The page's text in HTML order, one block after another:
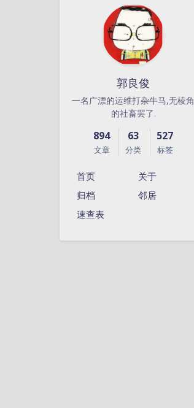
郭良俊
一名广漂的运维打杂牛马,无棱角
的社畜罢了.
894
文章
63
分类
527
标签
首页
关于
归档
邻居
速查表